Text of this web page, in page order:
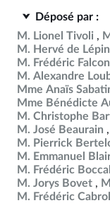
Déposé par :
M. Lionel Tivoli
M. Hervé de
M. Frédéric Falcon
M. Alexandre
Mme Anaïs
Mme Bénédicte
M. Christophe
M. José Beaurain
M. Pierrick
M. Emmanuel
M. Frédéric
M. Jorys Bovet
M. Frédéric